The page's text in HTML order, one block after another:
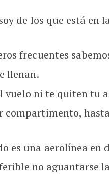
de los que está en
frecuentes
llenan.
vuelo ni te quiten tu
compartimento,
es una aerolínea
no aguantarse